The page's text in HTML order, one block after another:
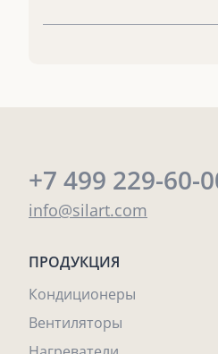
+7 499 229-60-
info@silart.com
ПРОДУКЦИЯ
Кондиционеры
Вентиляторы